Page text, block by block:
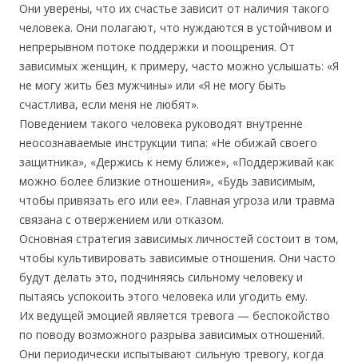
Они уверены, что их счастье зависит от наличия такого
человека. Они полагают, что нуждаются в устойчивом и
непрерывном потоке поддержки и поощрения. От
зависимых женщин, к примеру, часто можно услышать: «Я
не могу жить без мужчины» или «Я не могу быть
счастлива, если меня не любят».
Поведением такого человека руководят внутренне
неосознаваемые инструкции типа: «Не обижай своего
защитника», «Держись к нему ближе», «Поддерживай как
можно более близкие отношения», «Будь зависимым,
чтобы привязать его или ее». Главная угроза или травма
связана с отвержением или отказом.
Основная стратегия зависимых личностей состоит в том,
чтобы культивировать зависимые отношения. Они часто
будут делать это, подчиняясь сильному человеку и
пытаясь успокоить этого человека или угодить ему.
Их ведущей эмоцией является тревога — беспокойство
по поводу возможного разрыва зависимых отношений.
Они периодически испытывают сильную тревогу, когда